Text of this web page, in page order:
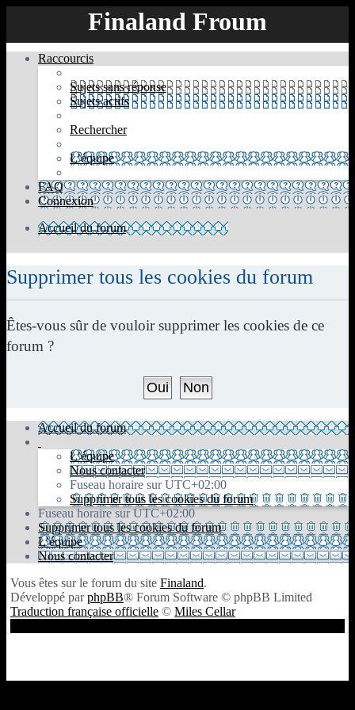
Finaland Froum
Raccourcis
Sujets sans réponse
Sujets actifs
Rechercher
L’équipe
FAQ
Connexion
Accueil du forum
Supprimer tous les cookies du forum
Êtes-vous sûr de vouloir supprimer les cookies de ce
forum ?
Accueil du forum
L’équipe
Nous contacter
Fuseau horaire surUTC+02:00
Supprimer tous les cookies du forum
Fuseau horaire surUTC+02:00
Supprimer tous les cookies du forum
L’équipe
Nous contacter
Vous êtes sur le forum du site Finaland.
Développé parphpBB® Forum Software © phpBB Limited
Traduction française officielle © Miles Cellar